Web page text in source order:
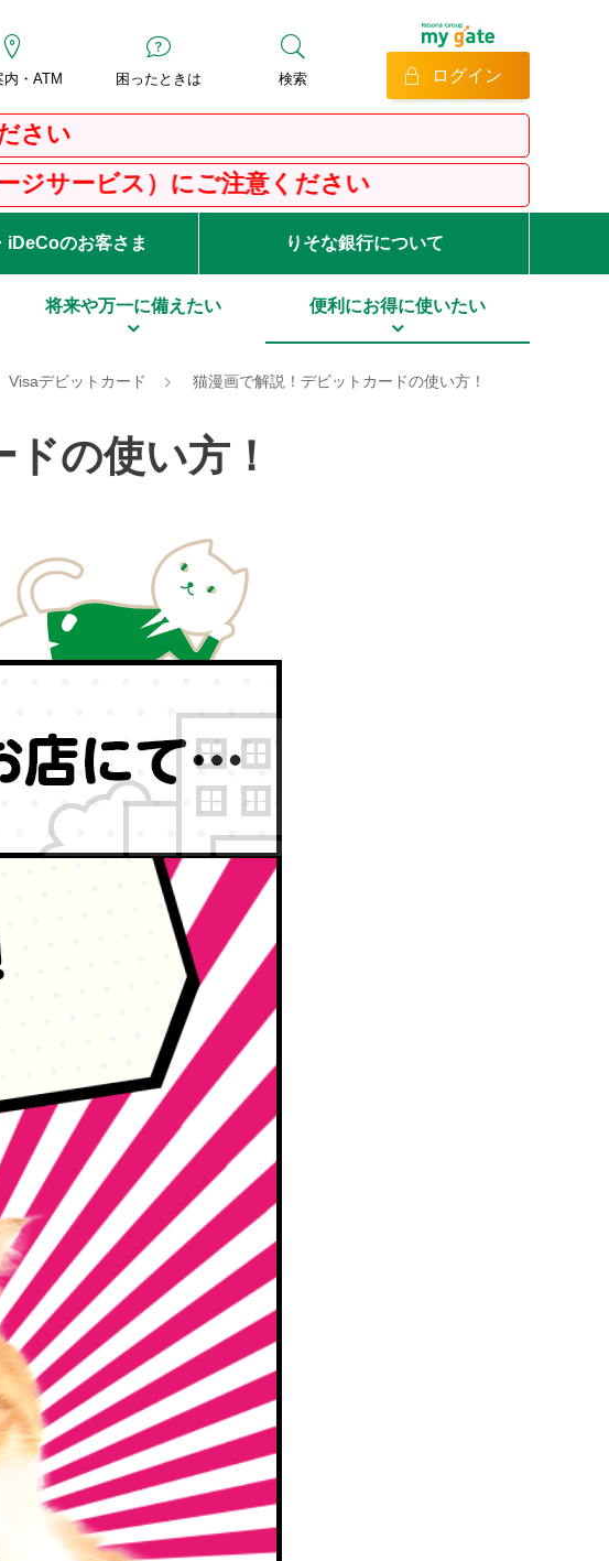
内・ATM 困ったときは 検索 ログイン
注意ください
iDeCoのお客さま りそな銀行について
将来や万一に備えたい 便利にお得に使いたい
Visaデビットカード 猫漫画で解説！デビットカードの使い方！
の使い方！